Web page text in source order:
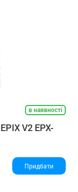
в наявності
V2 EPX-
Придбати